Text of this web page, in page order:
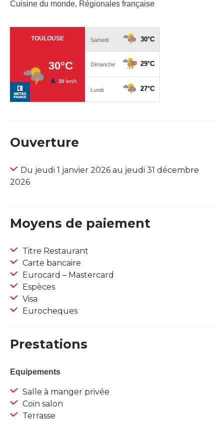
Cuisine du monde, Régionales française
Ouverture
Du jeudi 1 janvier 2026 au jeudi 31 décembre
2026
Moyens de paiement
Titre Restaurant
Carte bancaire
Eurocard – Mastercard
Espèces
Visa
Eurocheques
Prestations
Equipements
Salle à manger privée
Coin salon
Terrasse